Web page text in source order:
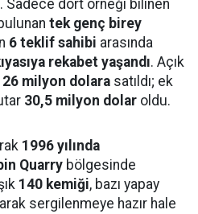
Sadece dört örneği bilinen
tek genç birey
6 teklif sahibi arasında
rekabet yaşandı. Açık
26 milyon dolara satıldı; ek
30,5 milyon dolar oldu.
1996 yılında
Quarry bölgesinde
140 kemiği, bazı yapay
sergilenmeye hazır hale